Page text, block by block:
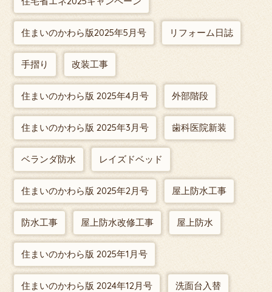
住まいのかわら版2025年5月号 リフォーム日誌
手摺り 改装工事
住まいのかわら版 2025年4月号 外部階段
住まいのかわら版 2025年3月号 歯科医院新装
ベランダ防水 レイズドベッド
住まいのかわら版 2025年2月号 屋上防水工事
防水工事 屋上防水改修工事 屋上防水
住まいのかわら版 2025年1月号
住まいのかわら版 2024年12月号 洗面台入替